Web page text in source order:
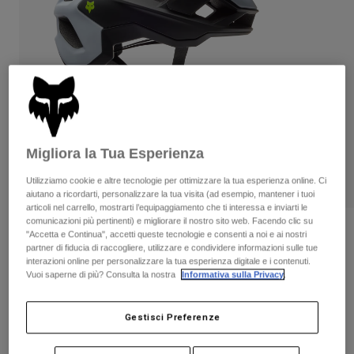
Pantaloni
Pantaloncini
Giacche
Guanti
Protezioni
Maschere
Calze
Accessori
Pantaloni
Guanti
Giacche
Calze
Borse e accessori
Camicie
Vedi tutto
Donna
T-shirt
Felpe
Giacche
Pantaloni & Pantaloncini
Camicie
Vedi tutto
Bambini
Protezioni
Maschere
Calze
Vedi tutto
Moto
Caschi
Maglie​
Pantaloni
Stivali
Maschere
Recensioni
Casco Speedframe 5050
Prodotto n.33500
Price reduced from
€ 119.99to€ 83.99 30% OFF
Migliora la Tua Esperienza
Utilizziamo cookie e altre tecnologie per ottimizzare la tua esperienza online. Ci
aiutano a ricordarti, personalizzare la tua visita (ad esempio, mantener i tuoi
articoli nel carrello, mostrarti l’equipaggiamento che ti interessa e inviarti le
comunicazioni più pertinenti) e migliorare il nostro sito web. Facendo clic su
"Accetta e Continua", accetti queste tecnologie e consenti a noi e ai nostri
partner di fiducia di raccogliere, utilizzare e condividere informazioni sulle tue
interazioni online per personalizzare la tua esperienza digitale e i contenuti.
Vuoi saperne di più? Consulta la nostra
Informativa sulla Privacy.
Gestisci Preferenze